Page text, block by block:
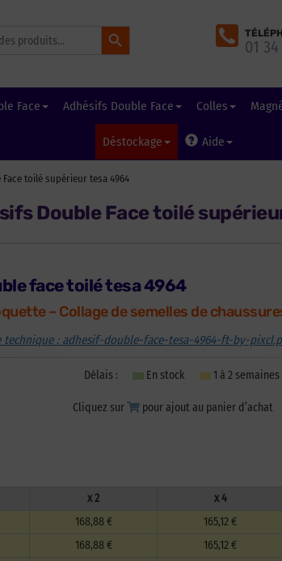
Search Button
01
Face Adhésifs Double Face Colles
Déstockage Aide
toilé supérieur tesa 4964
Double Face toilé
face toilé tesa 4964
– Collage de semelles de
technique : adhesif-double-face-tesa-4964-ft-by-
Délais : En stock 1 à 2
Cliquez sur pour ajout au panier d’achat
x 2 x 4
168,88 € 165,12 €
168,88 € 165,12 €